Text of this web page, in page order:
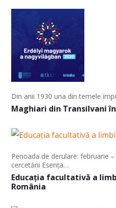
Maghiari din Transilvani
Din anii 1930 una din temele
Educația facultativă a
România
Perioada de derulare: februarie
cercetării Esența…